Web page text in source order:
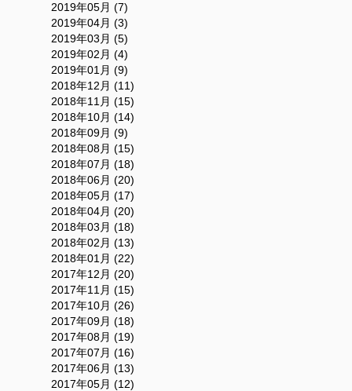
2019年05月 (7)
2019年04月 (3)
2019年03月 (5)
2019年02月 (4)
2019年01月 (9)
2018年12月 (11)
2018年11月 (15)
2018年10月 (14)
2018年09月 (9)
2018年08月 (15)
2018年07月 (18)
2018年06月 (20)
2018年05月 (17)
2018年04月 (20)
2018年03月 (18)
2018年02月 (13)
2018年01月 (22)
2017年12月 (20)
2017年11月 (15)
2017年10月 (26)
2017年09月 (18)
2017年08月 (19)
2017年07月 (16)
2017年06月 (13)
2017年05月 (12)